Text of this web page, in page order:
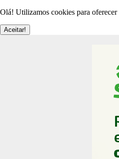
Olá! Utilizamos cookies para
Aceitar!